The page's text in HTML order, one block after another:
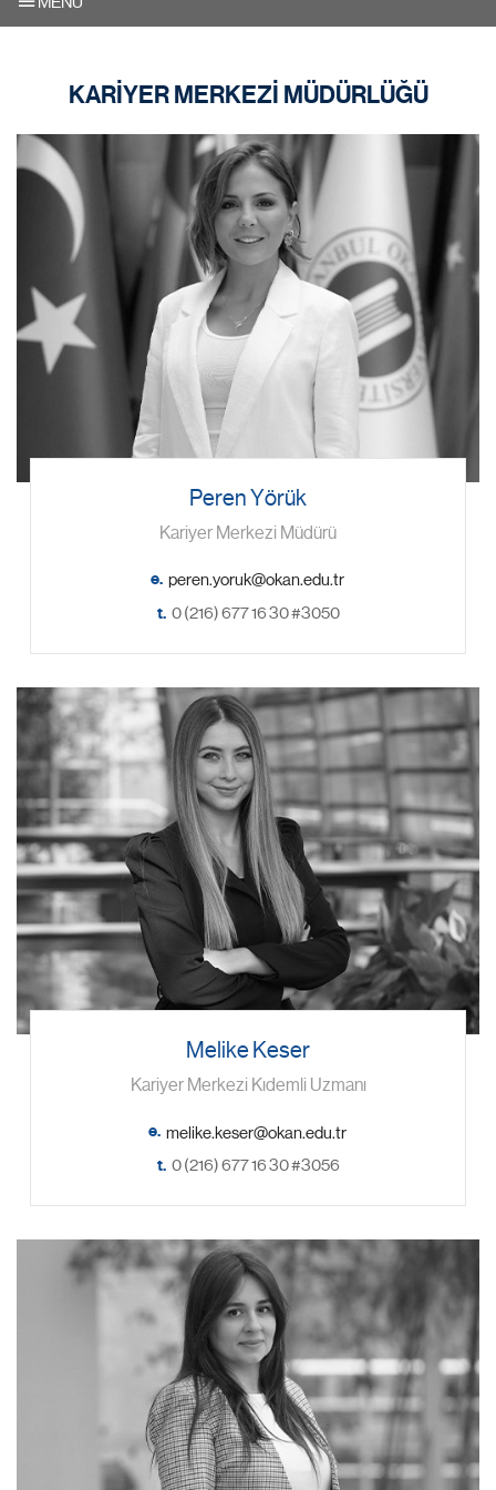
KARİYER MERKEZİ MÜDÜRLÜĞÜ
Peren Yörük
Kariyer Merkezi Müdürü
e.
t. 0 (216) 677 16 30 #3050
Melike Keser
Kariyer Merkezi Kıdemli Uzmanı
e.
t. 0 (216) 677 16 30 #3056